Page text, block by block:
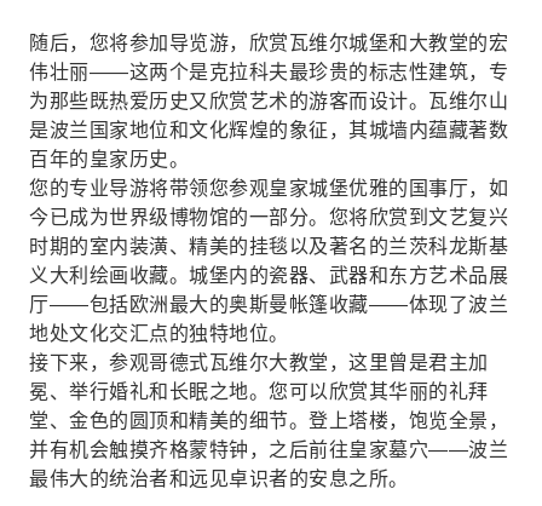
随后，您将参加导览游，欣赏瓦维尔城堡和大教堂的宏
伟壮丽——这两个是克拉科夫最珍贵的标志性建筑，专
为那些既热爱历史又欣赏艺术的游客而设计。瓦维尔山
是波兰国家地位和文化辉煌的象征，其城墙内蕴藏著数
百年的皇家历史。
您的专业导游将带领您参观皇家城堡优雅的国事厅，如
今已成为世界级博物馆的一部分。您将欣赏到文艺复兴
时期的室内装潢、精美的挂毯以及著名的兰茨科龙斯基
义大利绘画收藏。城堡内的瓷器、武器和东方艺术品展
厅——包括欧洲最大的奥斯曼帐篷收藏——体现了波兰
地处文化交汇点的独特地位。
接下来，参观哥德式瓦维尔大教堂，这里曾是君主加
冕、举行婚礼和长眠之地。您可以欣赏其华丽的礼拜
堂、金色的圆顶和精美的细节。登上塔楼，饱览全景，
并有机会触摸齐格蒙特钟，之后前往皇家墓穴——波兰
最伟大的统治者和远见卓识者的安息之所。